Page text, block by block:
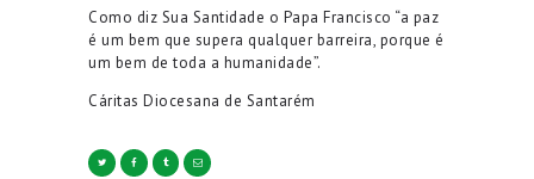
Como diz Sua Santidade o Papa Francisco “a paz
é um bem que supera qualquer barreira, porque é
um bem de toda a humanidade”.
Cáritas Diocesana de Santarém